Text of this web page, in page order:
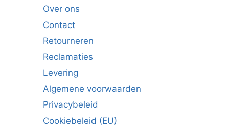
Over ons
Contact
Retourneren
Reclamaties
Levering
Algemene voorwaarden
Privacybeleid
Cookiebeleid (EU)